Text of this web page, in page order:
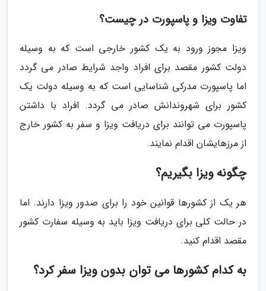
تفاوت ویزا و پاسپورت در چیست؟
ویزا مجوز ورود به یک کشور خارجی است که به وسیله
دولت کشور مقصد برای افراد واجد شرایط صادر می گردد
اما پاسپورت مدرکی شناسایی است که به وسیله دولت یک
کشور برای شهروندانش صادر می گردد. افراد با داشتن
پاسپورت می توانند برای دریافت ویزا و سفر به کشور خارج
از مرزهایشان اقدام نمایند.
چگونه ویزا بگیریم؟
هر یک از کشورها قوانین خود را برای صدور ویزا دارند. اما
در حالت کلی برای دریافت ویزا باید به وسیله سفارت کشور
مقصد اقدام کنید.
به کدام کشورها می توان بدون ویزا سفر کرد؟